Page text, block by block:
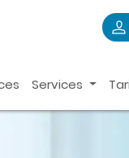
Services